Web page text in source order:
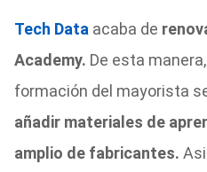
Tech Data acaba de
Academy. De esta
formación del mayorista
añadir materiales de
amplio de fabricantes.